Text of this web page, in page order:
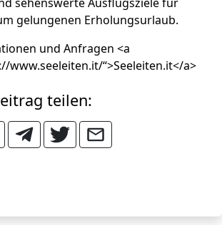
gelungenen Erholungsurlaub.
und Anfragen <a
www.seeleiten.it/“>Seeleiten.it</a>
teilen: